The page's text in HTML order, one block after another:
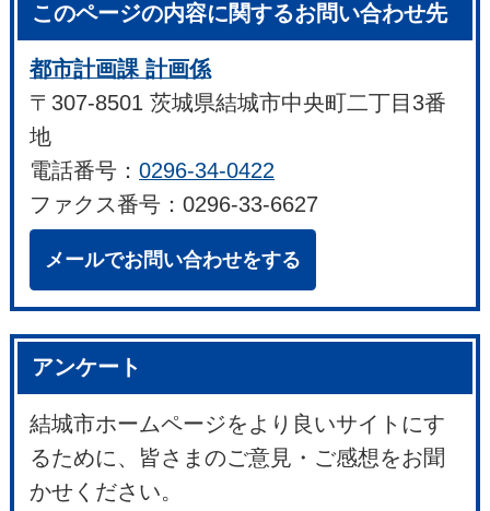
このページの内容に関するお問い合わせ先
都市計画課 計画係
〒307-8501 茨城県結城市中央町二丁目3番
地
電話番号：0296-34-0422
ファクス番号：0296-33-6627
メールでお問い合わせをする
アンケート
結城市ホームページをより良いサイトにす
るために、皆さまのご意見・ご感想をお聞
かせください。